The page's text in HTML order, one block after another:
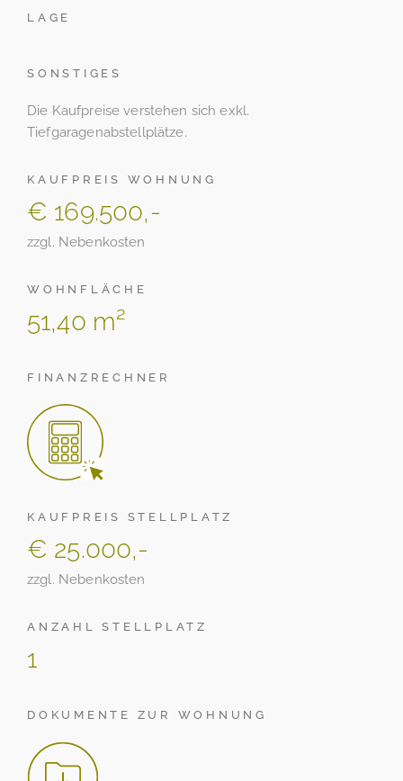
LAGE
SONSTIGES
Die Kaufpreise verstehen sich exkl.
Tiefgaragenabstellplätze.
KAUFPREIS WOHNUNG
€ 169.500,-
zzgl. Nebenkosten
WOHNFLÄCHE
51,40 m²
FINANZRECHNER
KAUFPREIS STELLPLATZ
€ 25.000,-
zzgl. Nebenkosten
ANZAHL STELLPLATZ
1
DOKUMENTE ZUR WOHNUNG